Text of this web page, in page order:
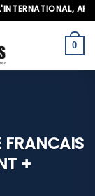
0
FRANCAIS
+